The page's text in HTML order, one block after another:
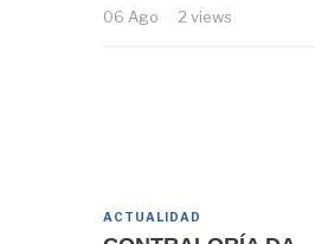
06 Ago 2 views
ACTUALIDAD